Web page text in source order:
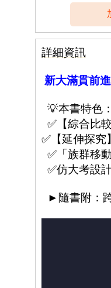
詳細資訊
新大滿貫前
💡本書特色：
✅【綜合比
✅【延伸探究
✅「族群移
✅仿大考設
►隨書附：